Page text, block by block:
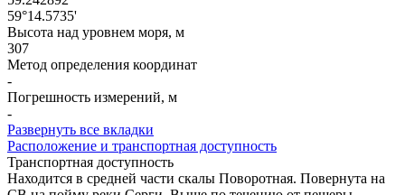
59°14.5735'
Высота над уровнем моря, м
307
Метод определения координат
-
Погрешность измерений, м
-
Развернуть все вкладки
Расположение и транспортная доступность
Транспортная доступность
Находится в средней части скалы Поворотная. Повернута на